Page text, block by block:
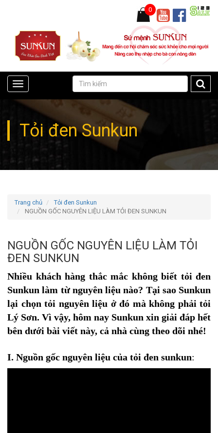
0
Toggle
Tỏi đen Sunkun
Trang chủ
Tỏi đen Sunkun
NGUỒN GỐC NGUYÊN LIỆU LÀM TỎI ĐEN SUNKUN
NGUỒN GỐC NGUYÊN LIỆU LÀM TỎI
ĐEN SUNKUN
Nhiều khách hàng thắc mắc không biết tỏi đen
Sunkun làm từ nguyên liệu nào? Tại sao Sunkun
lại chọn tỏi nguyên liệu ở đó mà không phải tỏi
Lý Sơn. Vì vậy, hôm nay Sunkun xin giải đáp hết
bên dưới bài viết này, cả nhà cùng theo dõi nhé!
I. Nguồn gốc nguyên liệu của tỏi đen sunkun: